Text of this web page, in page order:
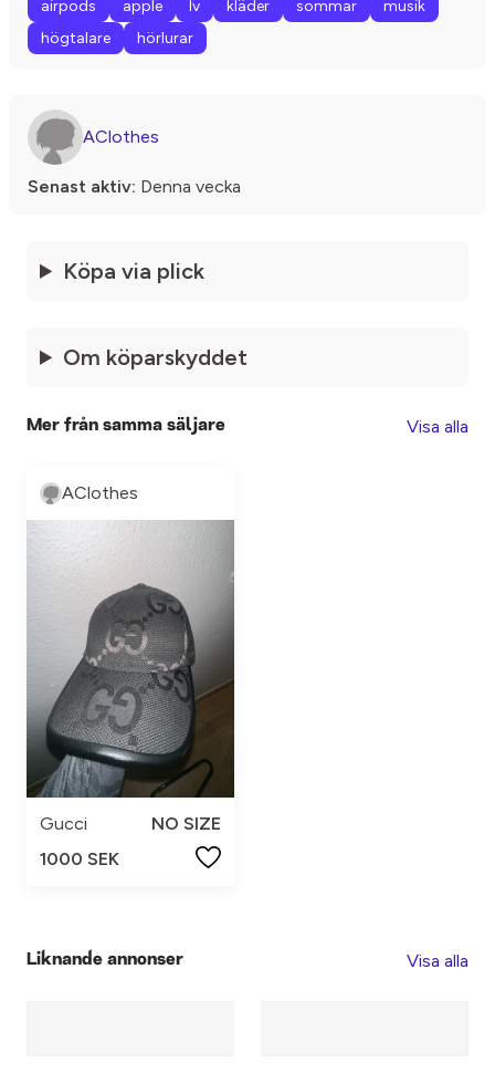
airpods apple lv kläder sommar
musik
högtalare
hörlurar
AClothes
Senast aktiv: Denna vecka
Köpa via plick
Om köparskyddet
Mer från samma säljare Visa alla
AClothes
Gucci
NO SIZE
1000 SEK
Liknande annonser Visa alla